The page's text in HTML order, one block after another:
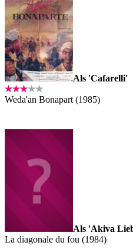
Als 'Cafarelli'
Weda'an Bonapart (1985)
Als 'Akiva
La diagonale du fou (1984)